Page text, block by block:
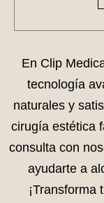
En Clip
tecnología
naturales y
cirugía estética
consulta con
ayudarte a
¡Transforma